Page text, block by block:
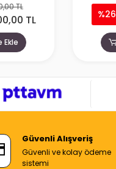
TL
TL
Ekle
%26
Güvenli Alışveriş
Güvenli ve kolay ödeme
sistemi